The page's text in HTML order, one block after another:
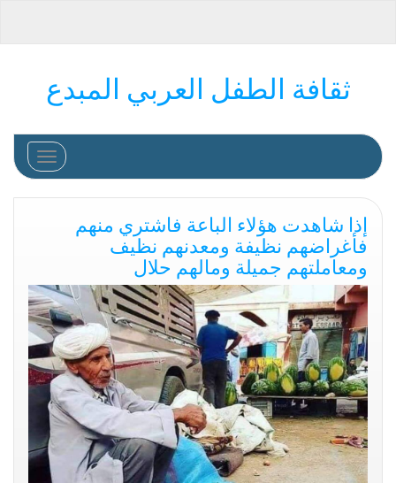
ثقافة الطفل العربي المبدع
تغيير
إذا شاهدت هؤلاء الباعة فاشتري منهم
فأغراضهم نظيفة ومعدنهم نظيف
ومعاملتهم جميلة ومالهم حلال